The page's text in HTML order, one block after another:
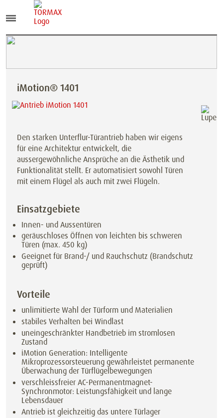
iMotion® 1401
Den starken Unterflur-Türantrieb haben wir eigens
für eine Architektur entwickelt, die
aussergewöhnliche Ansprüche an die Ästhetik und
Funktionalität stellt. Er automatisiert sowohl Türen
mit einem Flügel als auch mit zwei Flügeln.
Einsatzgebiete
Innen- und Aussentüren
geräuschloses Öffnen von leichten bis schweren
Türen (max. 450 kg)
Geeignet für Brand-/ und Rauchschutz (Brandschutz
geprüft)
Vorteile
unlimitierte Wahl der Türform und Materialien
stabiles Verhalten bei Windlast
uneingeschränkter Handbetrieb im stromlosen
Zustand
iMotion Generation: Intelligente
Mikroprozessorsteuerung gewährleistet permanente
Überwachung der Türflügelbewegungen
verschleissfreier AC-Permanentmagnet-
Synchronmotor: Leistungsfähigkeit und lange
Lebensdauer
Antrieb ist gleichzeitig das untere Türlager